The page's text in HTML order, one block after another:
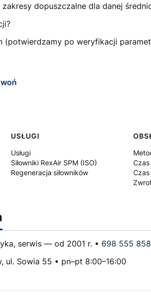
dopuszczalne dla danej
(potwierdzamy po weryfikacji
USŁUGI
Usługi
Siłowniki RexAir SPM (ISO)
Regeneracja siłowników
serwis — od 2001 r. • 698 555 858
ul. Sowia 55 • pn–pt 8:00–16:00